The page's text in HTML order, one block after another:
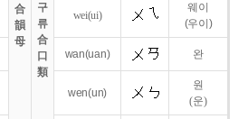
合
韻
母
구
류
合
口
類
wei(ui)
웨이
(우이)
wan(uan) 완
wen(un)
원
(운)